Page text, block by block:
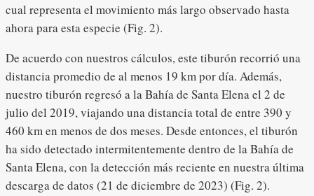
cual representa el movimiento más largo observado hasta
ahora para esta especie (Fig. 2).
De acuerdo con nuestros cálculos, este tiburón recorrió una
distancia promedio de al menos 19 km por día. Además,
nuestro tiburón regresó a la Bahía de Santa Elena el 2 de
julio del 2019, viajando una distancia total de entre 390 y
460 km en menos de dos meses. Desde entonces, el tiburón
ha sido detectado intermitentemente dentro de la Bahía de
Santa Elena, con la detección más reciente en nuestra última
descarga de datos (21 de diciembre de 2023) (Fig. 2).